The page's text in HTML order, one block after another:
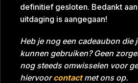
definitief gesloten. Bedankt
uitdaging is aangegaan!
Heb je nog een cadeaubon die
kunnen gebruiken? Geen
nog steeds omwisselen voor
hiervoorcontactmet ons op.
Tijd Bijna gehaald
Room Project Blue